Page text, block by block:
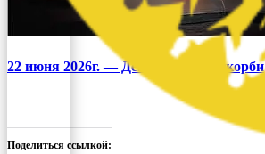
22 июня 2026г. — День памяти и скорби
Поделиться ссылкой: